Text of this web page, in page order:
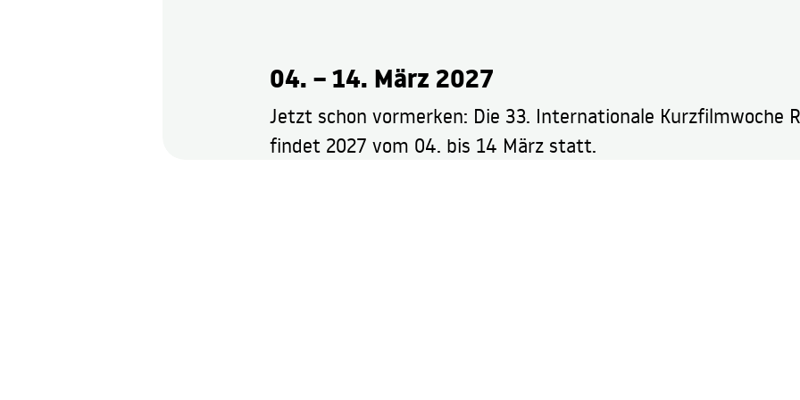
04. – 14. März 2027
Jetzt schon vormerken: Die 33. Internationale Kurzfilmwoche
findet 2027 vom 04. bis 14 März statt.